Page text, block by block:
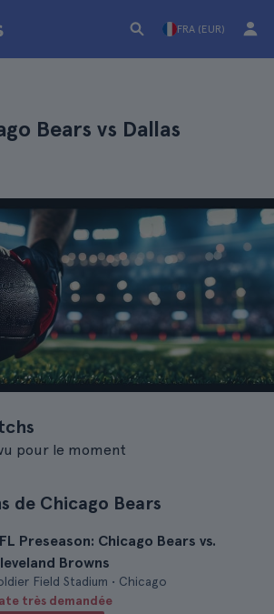
FRA (EUR)
Bears vs Dallas
pour le moment
de Chicago Bears
Preseason: Chicago Bears vs.
Browns
Field Stadium • Chicago
très demandée